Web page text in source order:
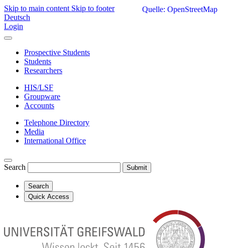
Skip to main content Skip to footer
Deutsch
Login
Prospective Students
Students
Researchers
HIS/LSF
Groupware
Accounts
Telephone Directory
Media
International Office
Search Submit
Search
Quick Access
Quelle: OpenStreetMap